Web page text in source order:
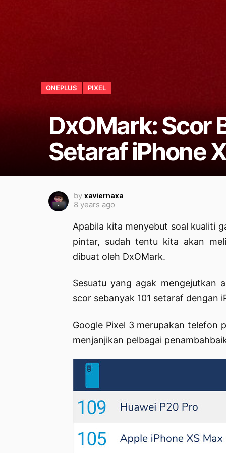
ONEPLUS PIXEL
DxOMark: Scor
Setaraf iPhone
by xaviernaxa
8 years ago
Apabila kita menyebut soal kualiti
pintar, sudah tentu kita akan
dibuat oleh DxOMark.
Sesuatu yang agak mengejutkan
scor sebanyak 101 setaraf dengan
Google Pixel 3 merupakan telefon
menjanjikan pelbagai